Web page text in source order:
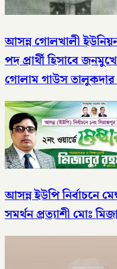
আসন্ন গোলখালী ইউনিয়ন
পদ প্রার্থী হিসাবে
গোলাম গাউস
আসন্ন ইউপি নির্বাচনে
সমর্থন প্রত্যাশী মোঃ